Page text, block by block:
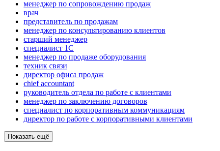
менеджер по сопровождению продаж
врач
представитель по продажам
менеджер по консультированию клиентов
старший менеджер
специалист 1С
менеджер по продаже оборудования
техник связи
директор офиса продаж
chief accountant
руководитель отдела по работе с клиентами
менеджер по заключению договоров
специалист по корпоративным коммуникациям
директор по работе с корпоративными клиентами
Показать ещё